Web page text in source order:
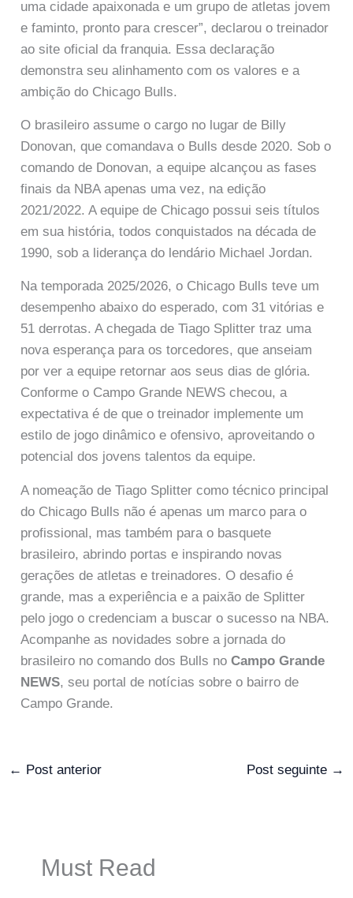
uma cidade apaixonada e um grupo de atletas jovem
e faminto, pronto para crescer”, declarou o treinador
ao site oficial da franquia. Essa declaração
demonstra seu alinhamento com os valores e a
ambição do Chicago Bulls.
O brasileiro assume o cargo no lugar de Billy
Donovan, que comandava o Bulls desde 2020. Sob o
comando de Donovan, a equipe alcançou as fases
finais da NBA apenas uma vez, na edição
2021/2022. A equipe de Chicago possui seis títulos
em sua história, todos conquistados na década de
1990, sob a liderança do lendário Michael Jordan.
Na temporada 2025/2026, o Chicago Bulls teve um
desempenho abaixo do esperado, com 31 vitórias e
51 derrotas. A chegada de Tiago Splitter traz uma
nova esperança para os torcedores, que anseiam
por ver a equipe retornar aos seus dias de glória.
Conforme o Campo Grande NEWS checou, a
expectativa é de que o treinador implemente um
estilo de jogo dinâmico e ofensivo, aproveitando o
potencial dos jovens talentos da equipe.
A nomeação de Tiago Splitter como técnico principal
do Chicago Bulls não é apenas um marco para o
profissional, mas também para o basquete
brasileiro, abrindo portas e inspirando novas
gerações de atletas e treinadores. O desafio é
grande, mas a experiência e a paixão de Splitter
pelo jogo o credenciam a buscar o sucesso na NBA.
Acompanhe as novidades sobre a jornada do
brasileiro no comando dos Bulls noCampo Grande
NEWS, seu portal de notícias sobre o bairro de
Campo Grande.
← Post anterior Post seguinte →
Must Read